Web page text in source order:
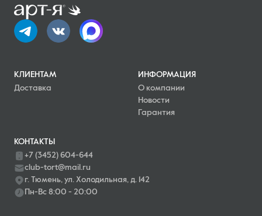
КЛИЕНТАМ
Доставка
ИНФОРМАЦИЯ
О компании
Новости
Гарантия
КОНТАКТЫ
+7 (3452) 604-644
club-tort@mail.ru
г. Тюмень, ул. Холодильная, д. 142
Пн-Вс 8:00 - 20:00